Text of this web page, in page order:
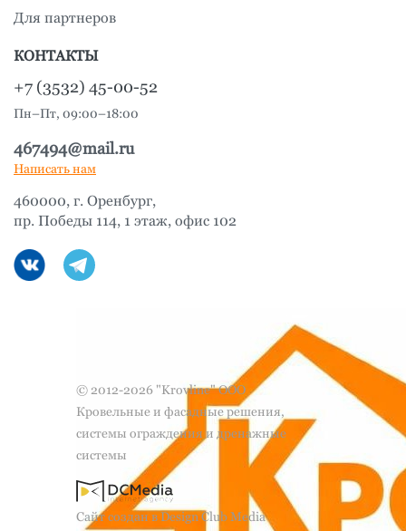
© 2012-2026 "Krovline" ООО
Кровельные и фасадные решения,
системы ограждения и дренажные
системы
Сайт создан в Design Club Media
Для партнеров
КОНТАКТЫ
+7 (3532) 45-00-52
Пн–Пт, 09:00–18:00
467494@mail.ru
Написать нам
460000, г. Оренбург,
пр. Победы 114, 1 этаж, офис 102